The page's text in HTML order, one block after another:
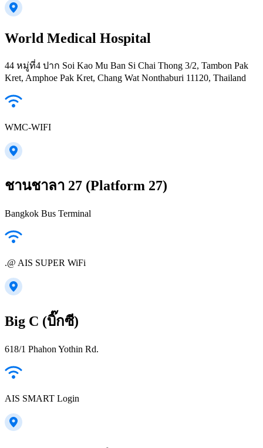
World Medical Hospital
44 หมู่ที่4 ปาก Soi Kao Mu Ban Si Chai Thong 3/2, Tambon Pak
Kret, Amphoe Pak Kret, Chang Wat Nonthaburi 11120, Thailand
WMC-WIFI
ชานชาลา 27 (Platform 27)
Bangkok Bus Terminal
.@ AIS SUPER WiFi
Big C (บิ๊กซี)
618/1 Phahon Yothin Rd.
AIS SMART Login